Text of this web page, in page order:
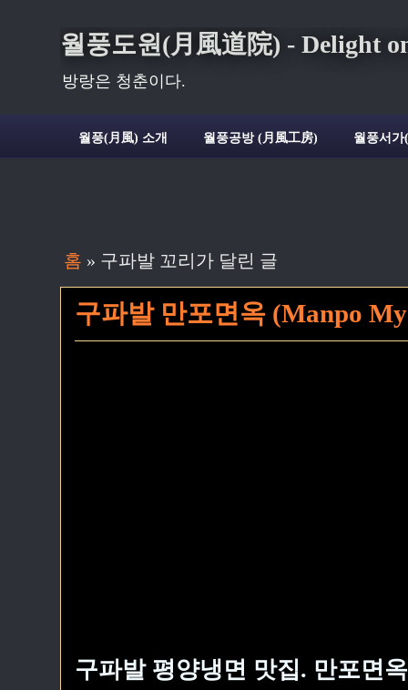
월풍도원(月風道院) - Delight
방랑은 청춘이다.
월풍(月風) 소개 월풍공방 (月風工房) 월풍서
홈 » 구파발 꼬리가 달린 글
구파발 만포면옥 (Manpo
구파발 평양냉면 맛집. 만포면